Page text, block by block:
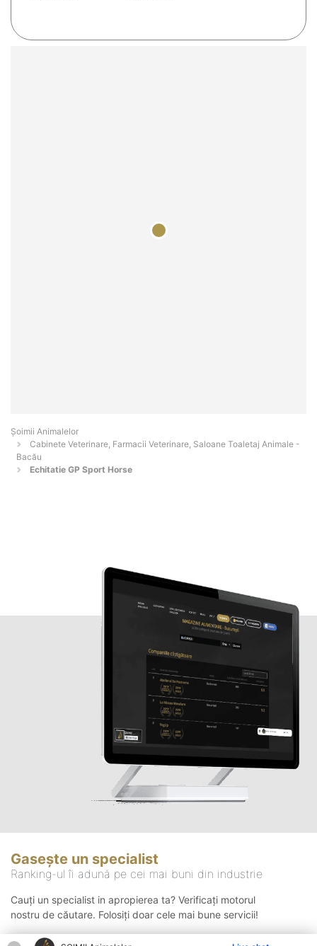
Şoimii Animalelor
Cabinete Veterinare, Farmacii Veterinare, Saloane Toaletaj Animale -
Bacău
Echitatie GP Sport Horse
Gasește un specialist
Ranking-ul îi adună pe cei mai buni din industrie
Cauți un specialist in apropierea ta? Verificați motorul
nostru de căutare. Folosiți doar cele mai bune servicii!